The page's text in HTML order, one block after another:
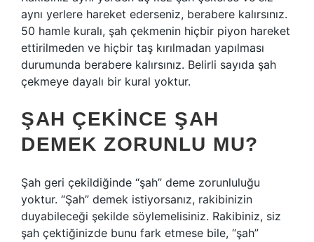
aynı yerlere hareket ederseniz, berabere kalırsınız.
50 hamle kuralı, şah çekmenin hiçbir piyon hareket
ettirilmeden ve hiçbir taş kırılmadan yapılması
durumunda berabere kalırsınız. Belirli sayıda şah
çekmeye dayalı bir kural yoktur.
ŞAH ÇEKINCE ŞAH
DEMEK ZORUNLU MU?
Şah geri çekildiğinde “şah” deme zorunluluğu
yoktur. “Şah” demek istiyorsanız, rakibinizin
duyabileceği şekilde söylemelisiniz. Rakibiniz, siz
şah çektiğinizde bunu fark etmese bile, “şah”